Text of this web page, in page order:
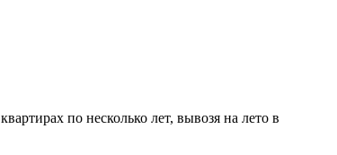
по несколько лет, вывозя на лето в